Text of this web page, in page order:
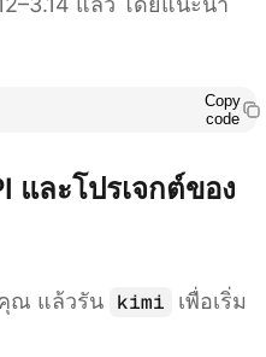
Copy
code
และโปรเจกต์ของ
คุณ แล้วรัน kimi
เพื่อเริ่ม